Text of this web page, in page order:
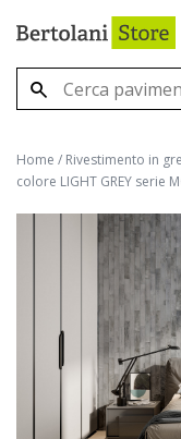
Home / Rivestimento in
colore LIGHT GREY serie